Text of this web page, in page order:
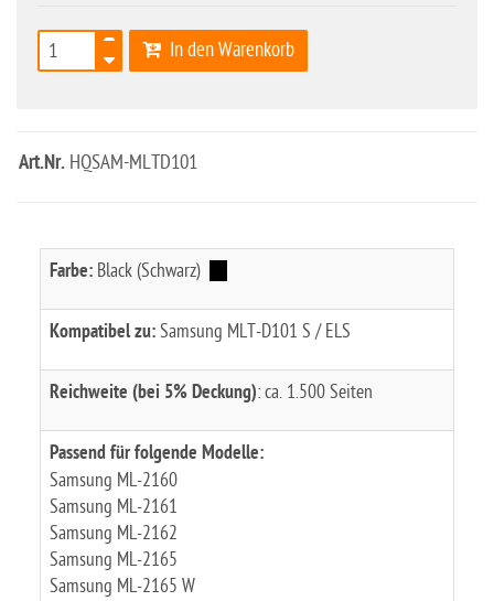
In den Warenkorb
Art.Nr. HQSAM-MLTD101
Farbe: Black (Schwarz)
Kompatibel zu: Samsung MLT-D101 S / ELS
Reichweite (bei 5% Deckung): ca. 1.500 Seiten
Passend für folgende Modelle:
Samsung ML-2160
Samsung ML-2161
Samsung ML-2162
Samsung ML-2165
Samsung ML-2165 W